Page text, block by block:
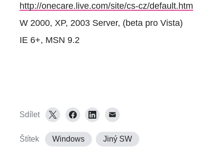
http://onecare.live.com/site/cs-cz/default.htm
W 2000, XP, 2003 Server, (beta pro Vista)
IE 6+, MSN 9.2
Sdílet
Štítek Windows Jiný SW